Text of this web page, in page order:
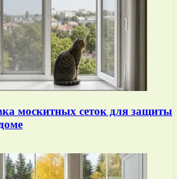
москитных сеток для защиты